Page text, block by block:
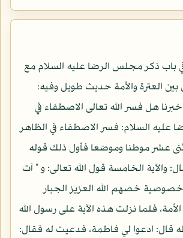
باب ذكر مجلس الرضا عليه السلام مع
بين العترة والأمة حديث طويل وفيه:
هل فسر الله تعالى الاصطفاء في
عليه السلام: فسر الاصطفاء في الظاهر
عشر موطنا وموضعا فأول ذلك قوله
والآية الخامسة قول الله تعالى: و " آت
خصهم الله العزيز الجبار
فلما نزلت هذه الآية على رسول الله
قال: ادعوا لي فاطمة، فدعيت له فقال: